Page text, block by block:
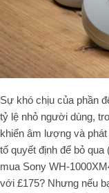
Sự khó chịu của phần
tỷ lệ nhỏ người dùng,
khiển âm lượng và
tố quyết định để bỏ qua
mua Sony WH-
với £175? Nhưng nếu